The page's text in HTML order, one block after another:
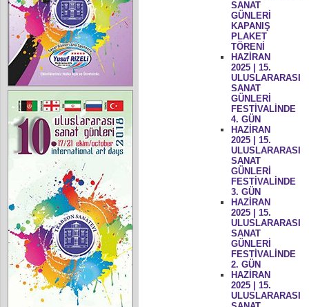
SANAT
GÜNLERİ
KAPANIŞ
PLAKET
TÖRENİ
HAZİRAN
2025 | 15.
ULUSLARARASI
SANAT
GÜNLERİ
FESTİVALİNDE
4. GÜN
HAZİRAN
2025 | 15.
ULUSLARARASI
SANAT
GÜNLERİ
FESTİVALİNDE
3. GÜN
HAZİRAN
2025 | 15.
ULUSLARARASI
SANAT
GÜNLERİ
FESTİVALİNDE
2. GÜN
HAZİRAN
2025 | 15.
ULUSLARARASI